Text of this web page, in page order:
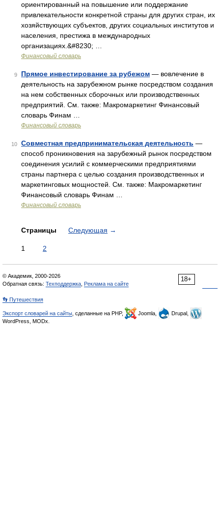
ориентированный на повышение или поддержание
привлекательности конкретной страны для других стран, их
хозяйствующих субъектов, других социальных институтов и
населения, престижа в международных
организациях.&#8230; …
Финансовый словарь
9 Прямое инвестирование за рубежом — вовлечение в
деятельность на зарубежном рынке посредством создания
на нем собственных сборочных или производственных
предприятий. См. также: Макромаркетинг Финансовый
словарь Финам …
Финансовый словарь
10 Совместная предпринимательская деятельность —
способ проникновения на зарубежный рынок посредством
соединения усилий с коммерческими предприятиями
страны партнера с целью создания производственных и
маркетинговых мощностей. См. также: Макромаркетинг
Финансовый словарь Финам …
Финансовый словарь
Страницы Следующая →
1 2
18+
© Академик, 2000-2026
Обратная связь: Техподдержка Реклама на сайте
👣 Путешествия
Экспорт словарей на сайты , сделанные на PHP, Joomla,
Drupal,
WordPress, MODx.